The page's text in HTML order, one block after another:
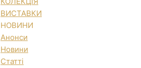
ВИСТАВКИ
НОВИНИ
Анонси
Новини
Статті